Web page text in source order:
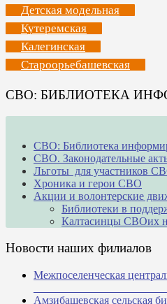
Детская модельная
Кутеремская
Калегинская
Староорьебашевская
СВО: БИБЛИОТЕКА
СВО: Библиотека
СВО. Законодательные
Льготы для участников
Хроника и герои СВО
Акции и волонтерские
Библиотеки в
Калтасинцы СВОих
Новости наших филиалов
Межпоселенческая
Амзибашевская сельская